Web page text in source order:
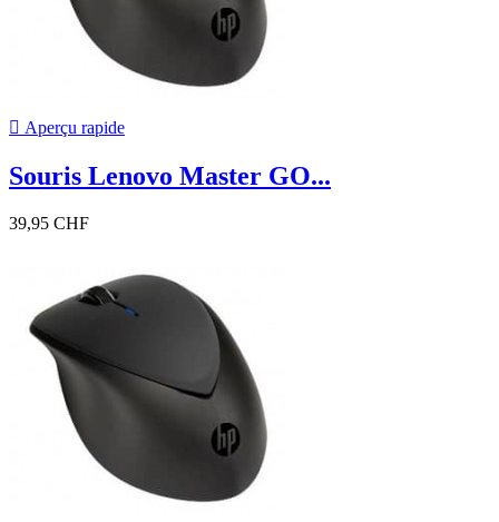
 Aperçu rapide
Souris Lenovo Master GO...
39,95 CHF